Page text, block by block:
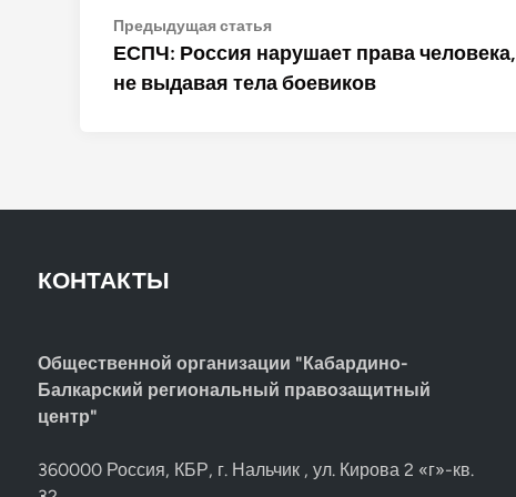
Навигация
по
записям
Предыдущая статьяПредыдущая
статья:
ЕСПЧ: Россия нарушает права человека,
не выдавая тела боевиков
КОНТАКТЫ
Общественной организации "Кабардино-
Балкарский региональный правозащитный
центр"
360000 Россия, КБР, г. Нальчик , ул. Кирова 2 «г»-кв.